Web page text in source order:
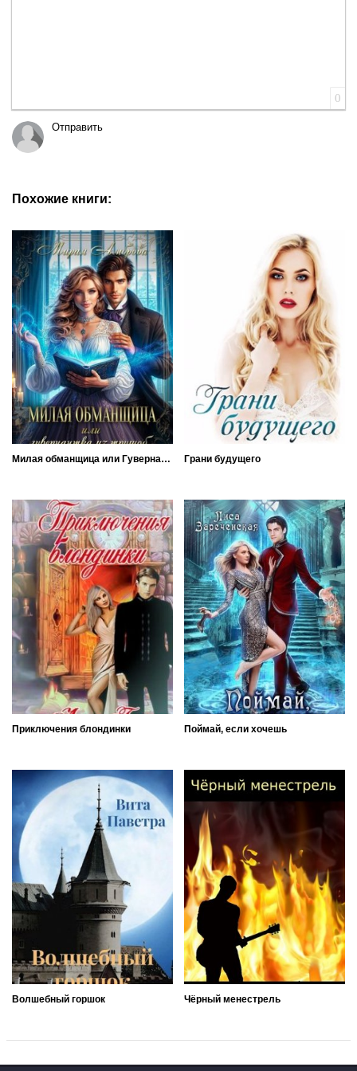
0
Отправить
Похожие книги:
Милая обманщица или Гувернантка из трущоб Грани будущего
Приключения блондинки Поймай, если хочешь
Волшебный горшок Чёрный менестрель